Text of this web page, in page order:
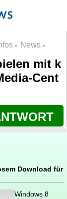
» News»
mit k
Cent
Download für
Windows 8